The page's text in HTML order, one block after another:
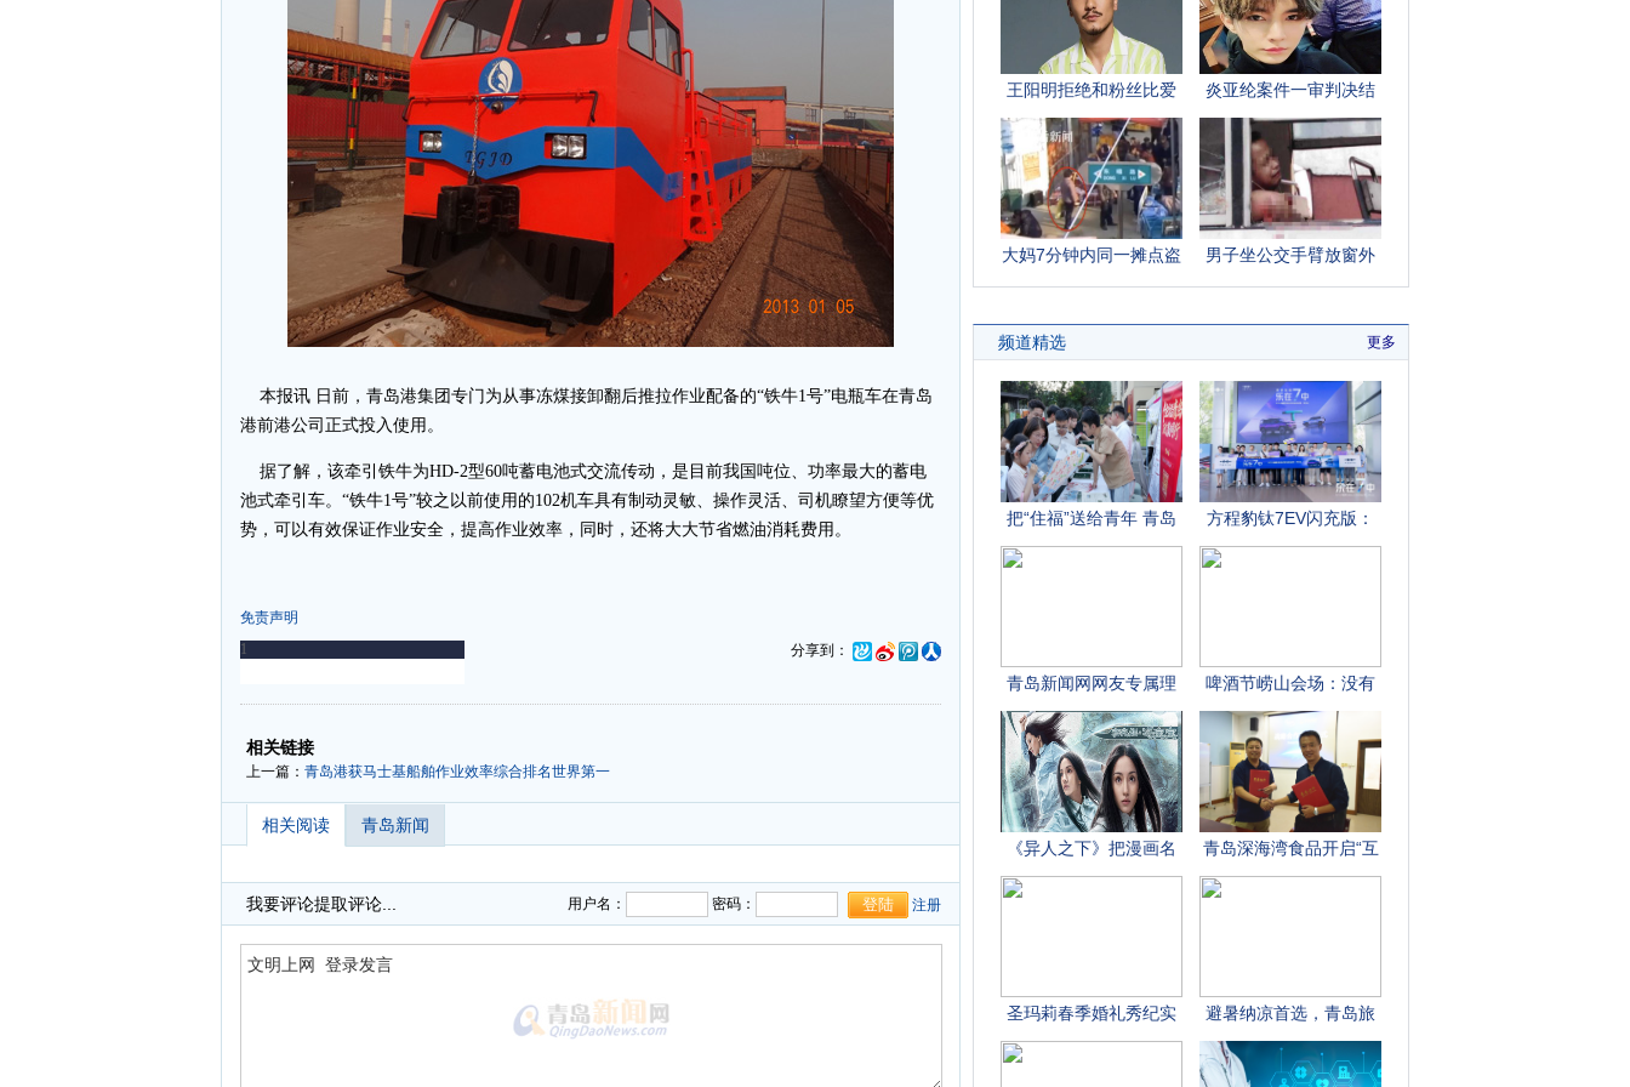
本报讯 日前，青岛港集团专门为从事冻煤接卸翻后推拉作业配备的“铁牛1号”电瓶车在青岛
港前港公司正式投入使用。
据了解，该牵引铁牛为HD-2型60吨蓄电池式交流传动，是目前我国吨位、功率最大的蓄电
池式牵引车。“铁牛1号”较之以前使用的102机车具有制动灵敏、操作灵活、司机瞭望方便等优
势，可以有效保证作业安全，提高作业效率，同时，还将大大节省燃油消耗费用。
免责声明
分享到：
-
相关链接
上一篇： 青岛港获马士基船舶作业效率综合排名世界第一
相关阅读 青岛新闻
我要评论提取评论... 用户名： 密码： 注册